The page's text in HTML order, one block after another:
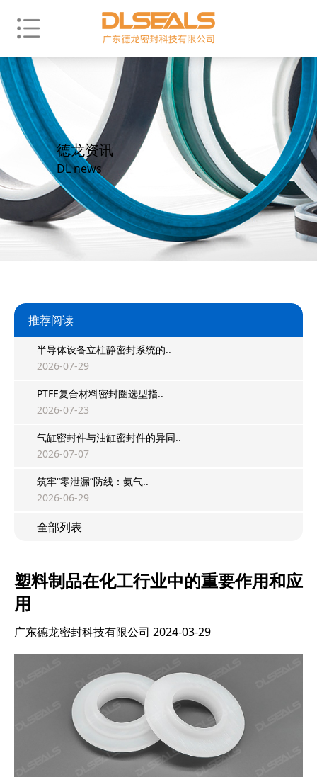
德龙资讯
DL news
推荐阅读
半导体设备立柱静密封系统的..
2026-07-29
PTFE复合材料密封圈选型指..
2026-07-23
气缸密封件与油缸密封件的异同..
2026-07-07
筑牢“零泄漏”防线：氨气..
2026-06-29
全部列表
塑料制品在化工行业中的重要作用和应
用
广东德龙密封科技有限公司 2024-03-29